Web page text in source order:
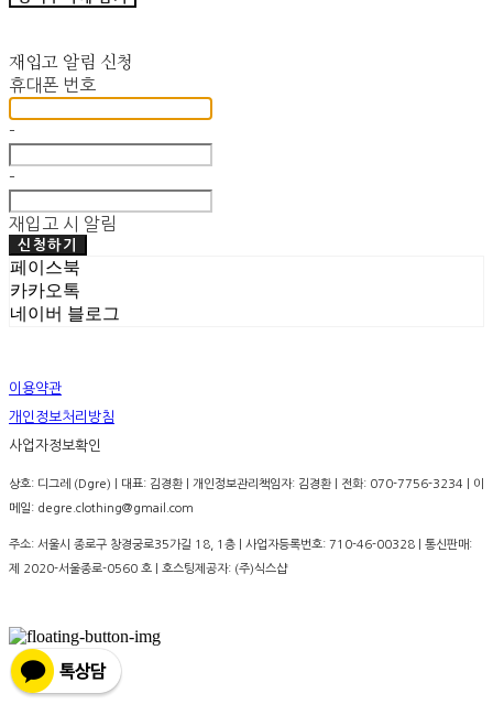
재입고 알림 신청
휴대폰 번호
-
-
재입고 시 알림
신청하기
페이스북
카카오톡
네이버 블로그
이용약관
개인정보처리방침
사업자정보확인
상호: 디그레 (Dgre) | 대표: 김경환 | 개인정보관리책임자: 김경환 | 전화: 070-7756-3234 | 이
메일: degre.clothing@gmail.com
주소: 서울시 종로구 창경궁로35가길 18, 1층 | 사업자등록번호: 710-46-00328 | 통신판매:
제 2020-서울종로-0560 호 | 호스팅제공자: (주)식스샵